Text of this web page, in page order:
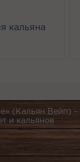
кальяна
(Кальян Вейп) -
и кальянов